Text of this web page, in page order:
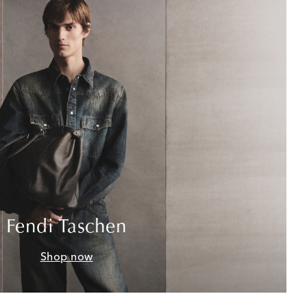
Fendi Taschen
Shop now